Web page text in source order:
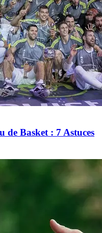
de Basket : 7 Astuces